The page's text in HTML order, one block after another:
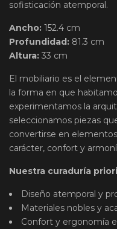
sofisticación atemporal.
Ancho: 152.4 cm
Profundidad: 81.3 cm
Altura: 33 cm
El mobiliario es el
la forma en que
experimentamos la
seleccionamos piezas
convertirse en
carácter, confort y
Nuestra curaduría
Diseño atemporal y
Materiales nobles y
Confort y ergonomía